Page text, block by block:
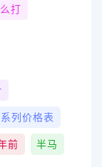
打
列价格表
前 半马